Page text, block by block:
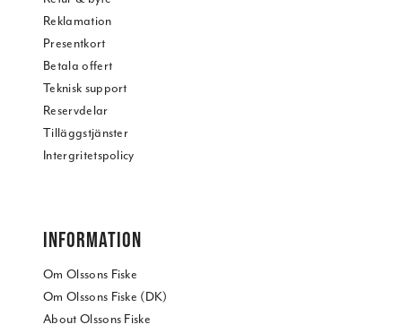
Reklamation
Presentkort
Betala offert
Teknisk support
Reservdelar
Tilläggstjänster
Intergritetspolicy
INFORMATION
Om Olssons Fiske
Om Olssons Fiske (DK)
About Olssons Fiske